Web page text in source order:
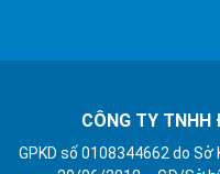
CÔNG TY
GPKD số 0108344662 do